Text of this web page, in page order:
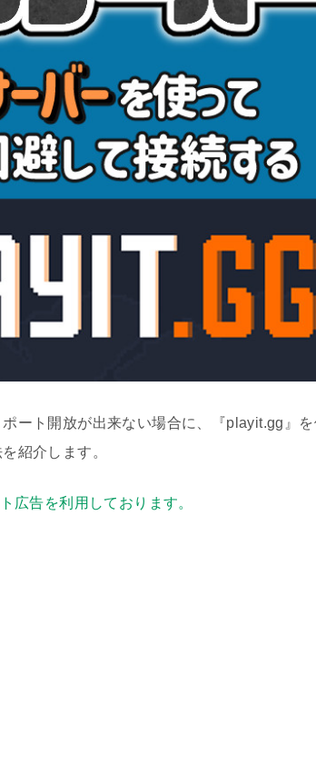
ート開放が出来ない場合に、『playit.gg』を
紹介します。
広告を利用しております。